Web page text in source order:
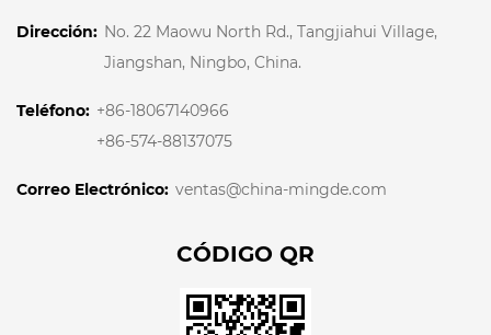
Dirección: No. 22 Maowu North Rd., Tangjiahui Village,
Jiangshan, Ningbo, China.
Teléfono: +86-18067140966
+86-574-88137075
Correo Electrónico: ventas@china-mingde.com
CÓDIGO QR